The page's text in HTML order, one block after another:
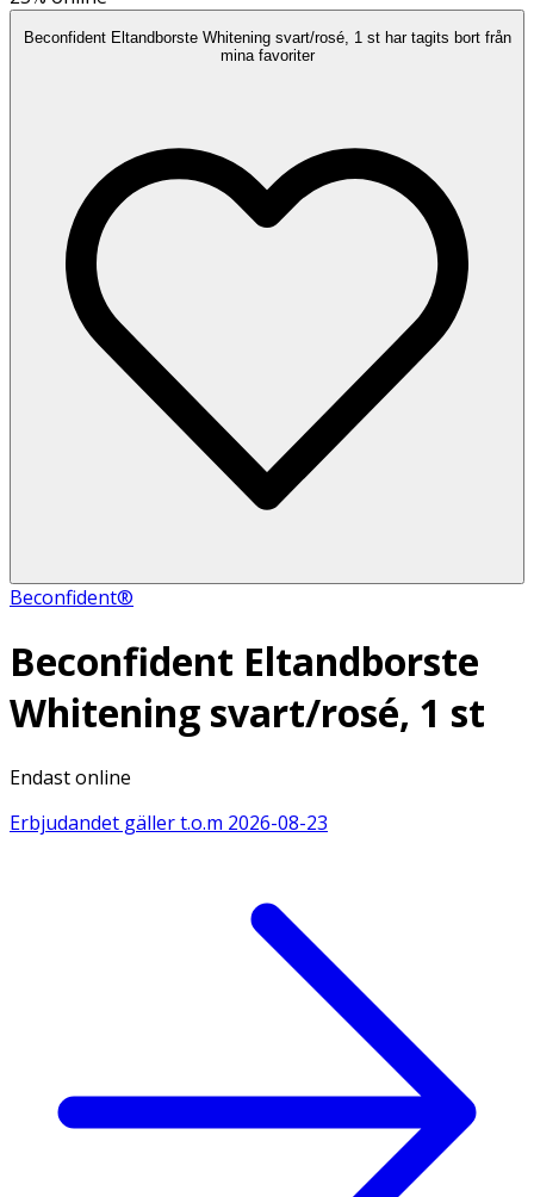
Beconfident Eltandborste Whitening svart/rosé, 1 st har tagits bort från
mina favoriter
Beconfident®
Beconfident Eltandborste
Whitening svart/rosé, 1 st
Endast online
Erbjudandet gäller t.o.m 2026-08-23